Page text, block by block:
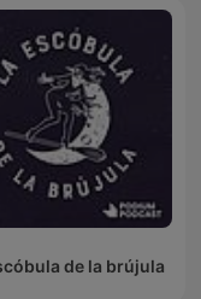
de la brújula